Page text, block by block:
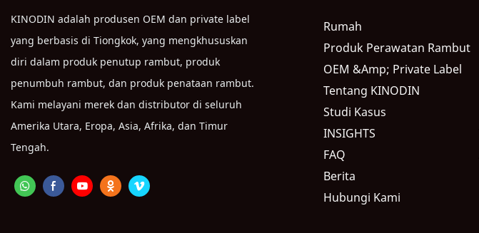
KINODIN adalah produsen OEM dan private label
yang berbasis di Tiongkok, yang mengkhususkan
diri dalam produk penutup rambut, produk
penumbuh rambut, dan produk penataan rambut.
Kami melayani merek dan distributor di seluruh
Amerika Utara, Eropa, Asia, Afrika, dan Timur
Tengah.
Rumah
Produk Perawatan Rambut
OEM &amp; Private Label
Tentang KINODIN
Studi Kasus
INSIGHTS
FAQ
Berita
Hubungi Kami